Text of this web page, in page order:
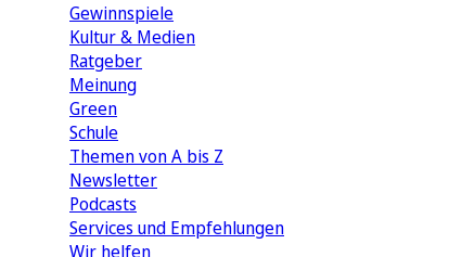
Gewinnspiele
Kultur & Medien
Ratgeber
Meinung
Green
Schule
Themen von A bis Z
Newsletter
Podcasts
Services und Empfehlungen
Wir helfen